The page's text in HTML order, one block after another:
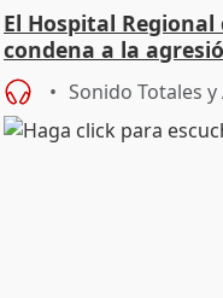
El Hospital
condena a la
Urgencias
Sonido Totales